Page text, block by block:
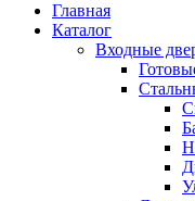
Главная
Каталог
Входные